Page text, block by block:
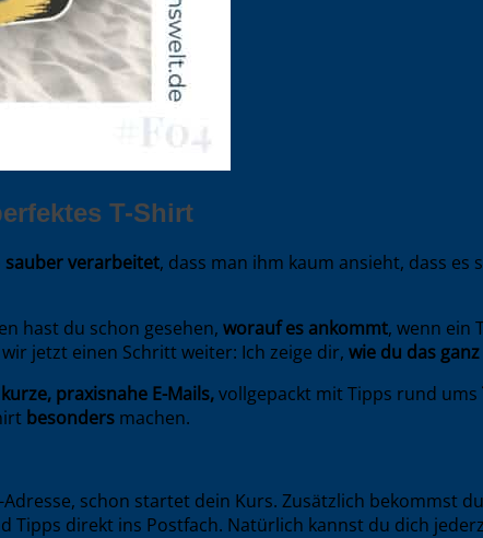
T-Shirt
sauber verarbeitet, dass man ihm kaum ansieht, dass es
hast du schon gesehen, worauf es ankommt, wenn ein
jetzt einen Schritt weiter: Ich zeige dir, wie du das
praxisnahe E-Mails,vollgepackt mit Tipps rund ums
besonders machen.
schon startet dein Kurs. Zusätzlich bekommst
Tipps direkt ins Postfach. Natürlich kannst du dich